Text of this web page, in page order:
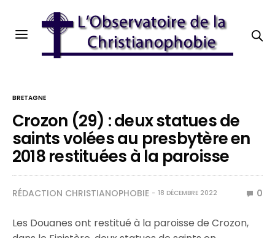
BRETAGNE
Crozon (29) : deux statues de
saints volées au presbytère en
2018 restituées à la paroisse
RÉDACTION CHRISTIANOPHOBIE 18 DÉCEMBRE 2022 0
Les Douanes ont restitué à la paroisse de Crozon,